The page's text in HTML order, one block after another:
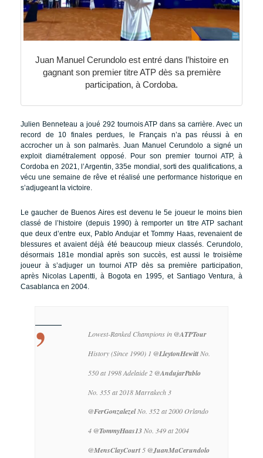
Juan Manuel Cerundolo est entré dans l’histoire en
gagnant son premier titre ATP dès sa première
participation, à Cordoba.
Julien Benneteau a joué 292 tournois ATP dans sa carrière. Avec un
record de 10 finales perdues, le Français n’a pas réussi à en
accrocher un à son palmarès. Juan Manuel Cerundolo a signé un
exploit diamétralement opposé. Pour son premier tournoi ATP, à
Cordoba en 2021, l’Argentin, 335e mondial, sorti des qualifications, a
vécu une semaine de rêve et réalisé une performance historique en
s’adjugeant la victoire.
Le gaucher de Buenos Aires est devenu le 5e joueur le moins bien
classé de l’histoire (depuis 1990) à remporter un titre ATP sachant
que deux d’entre eux, Pablo Andujar et Tommy Haas, revenaient de
blessures et avaient déjà été beaucoup mieux classés. Cerundolo,
désormais 181e mondial après son succès, est aussi le troisième
joueur à s’adjuger un tournoi ATP dès sa première participation,
après Nicolas Lapentti, à Bogota en 1995, et Santiago Ventura, à
Casablanca en 2004.
Lowest-Ranked Champions in @ATPTour
History (Since 1990) 1 @LleytonHewittNo.
550 at 1998 Adelaide 2 @AndujarPablo
No. 355 at 2018 Marrakech 3
@FerGonzalezelNo. 352 at 2000 Orlando
4 @TommyHaas13 No. 349 at 2004
@MensClayCourt5 @JuanMaCerundolo